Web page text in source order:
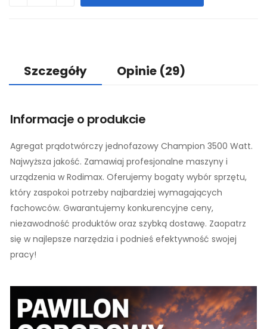
Szczegóły Opinie (29)
Informacje o produkcie
Agregat prądotwórczy jednofazowy Champion 3500 Watt.
Najwyższa jakość. Zamawiaj profesjonalne maszyny i
urządzenia w Rodimax. Oferujemy bogaty wybór sprzętu,
który zaspokoi potrzeby najbardziej wymagających
fachowców. Gwarantujemy konkurencyjne ceny,
niezawodność produktów oraz szybką dostawę. Zaopatrz
się w najlepsze narzędzia i podnieś efektywność swojej
pracy!